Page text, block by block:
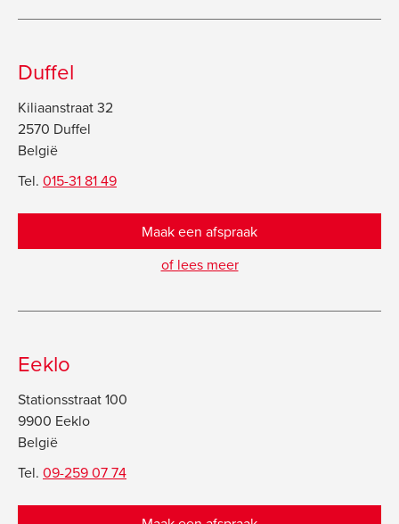
Duffel
Kiliaanstraat 32
2570 Duffel
België
Tel. 015-31 81 49
Maak een afspraak
of lees meer
Eeklo
Stationsstraat 100
9900 Eeklo
België
Tel. 09-259 07 74